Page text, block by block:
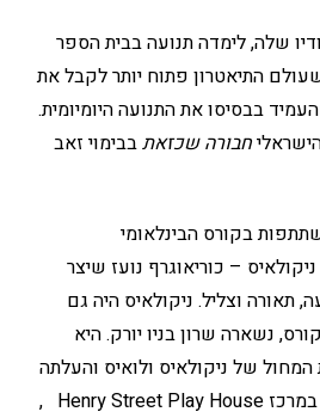
שלה, לימדה תנועה בבית הספר
התיאטרון פתוח יותר לקבל את
בבסיסו את התנועה היומיומית.
חבורה שכזאתבבימוי זאב
השתתפות בקורס הבינלאומי
– כוריאוגרף נועז שיצר
תאורה וצליל. ניקולאיס היה גם
נשארה שרון בניו יורק. היא
של ניקולאיס ולואיס והעלתה
תוכנית משלה שהועלתה במרכז Henry Street Play House ,